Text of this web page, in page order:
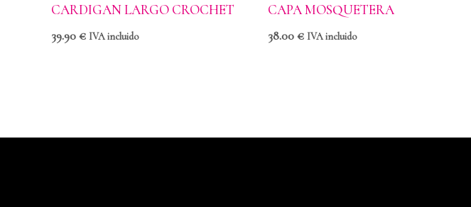
CARDIGAN LARGO CROCHET
39.90€ IVA incluido
CAPA MOSQUETERA
38.00€ IVA incluido